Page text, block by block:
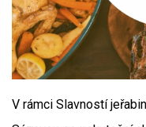
V rámci Slavností